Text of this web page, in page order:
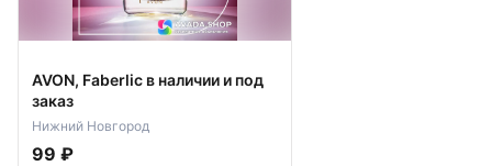
AVON, Faberlic в наличии и под
заказ
Нижний Новгород
99 ₽